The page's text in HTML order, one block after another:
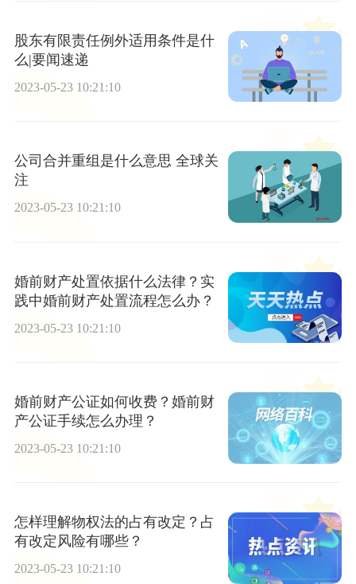
股东有限责任例外适用条件是什
么|要闻速递
2023-05-23 10:21:10
公司合并重组是什么意思 全球关
注
2023-05-23 10:21:10
婚前财产处置依据什么法律？实
践中婚前财产处置流程怎么办？
2023-05-23 10:21:10
婚前财产公证如何收费？婚前财
产公证手续怎么办理？
2023-05-23 10:21:10
怎样理解物权法的占有改定？占
有改定风险有哪些？
2023-05-23 10:21:10